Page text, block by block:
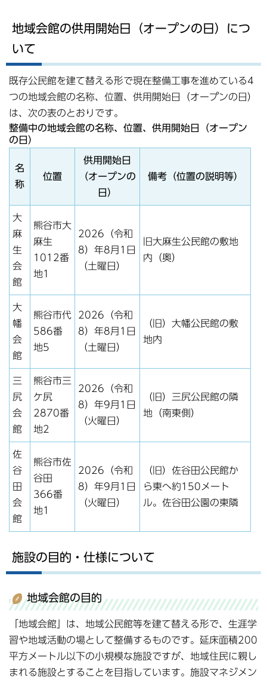
地域会館の供用開始日（オープンの日）につ
いて
既存公民館を建て替える形で現在整備工事を進めている4
つの地域会館の名称、位置、供用開始日（オープンの日）
は、次の表のとおりです。
整備中の地域会館の名称、位置、供用開始日（オープン
の日）
名
称
位置
供用開始日
（オープンの
日）
備考（位置の説明等）
大
麻
生
会
館
熊谷市大
麻生
1012番
地1
2026（令和
8）年8月1日
（土曜日）
旧大麻生公民館の敷地
内（奥）
大
幡
会
館
熊谷市代
586番
地5
2026（令和
8）年8月1日
（土曜日）
（旧）大幡公民館の敷
地内
三
尻
会
館
熊谷市三
ケ尻
2870番
地2
2026（令和
8）年9月1日
（火曜日）
（旧）三尻公民館の隣
地（南東側）
佐
谷
田
会
館
熊谷市佐
谷田
366番
地1
2026（令和
8）年9月1日
（火曜日）
（旧）佐谷田公民館か
ら東へ約150メート
ル。佐谷田公園の東隣
施設の目的・仕様について
地域会館の目的
「地域会館」は、地域公民館等を建て替える形で、生涯学
習や地域活動の場として整備するものです。延床面積200
平方メートル以下の小規模な施設ですが、地域住民に親し
まれる施設とすることを目指しています。施設マネジメン